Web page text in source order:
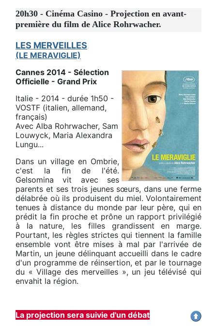
20h30 - Cinéma Casino - Projection en avant-
première du film de Alice Rohrwacher.
LES MERVEILLES
(LE MERAVIGLIE)
Cannes 2014 - Sélection
Officielle - Grand Prix
Italie - 2014 - durée 1h50 -
VOSTF (italien, allemand,
français)
Avec Alba Rohrwacher, Sam
Louwyck, Maria Alexandra
Lungu...
Dans un village en Ombrie,
c'est la fin de l'été.
Gelsomina vit avec ses
parents et ses trois jeunes sœurs, dans une ferme
délabrée où ils produisent du miel. Volontairement
tenues à distance du monde par leur père, qui en
prédit la fin proche et prône un rapport privilégié
à la nature, les filles grandissent en marge.
Pourtant, les règles strictes qui tiennent la famille
ensemble vont être mises à mal par l'arrivée de
Martin, un jeune délinquant accueilli dans le cadre
d'un programme de réinsertion, et par le tournage
du « Village des merveilles », un jeu télévisé qui
envahit la région.
La projection sera suivie d'un débat